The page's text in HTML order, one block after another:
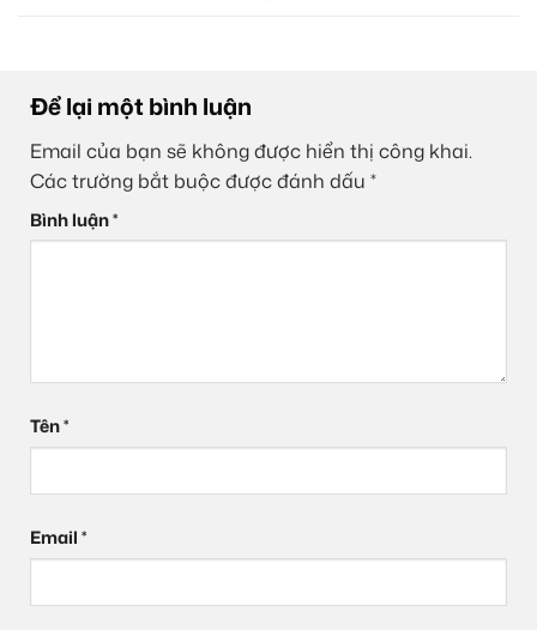
Để lại một bình luận
Email của bạn sẽ không được hiển thị công khai.
Các trường bắt buộc được đánh dấu *
Bình luận*
Tên*
Email*